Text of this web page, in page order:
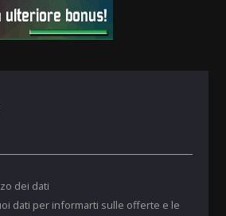
dei dati
dati per informarti sulle offerte e le